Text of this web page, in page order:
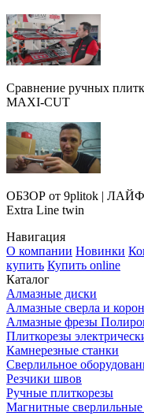
Сравнение ручных
MAXI-CUT
ОБЗОР от 9plitok |
Extra Line twin
Навигация
О компании Новинки
купить Купить online
Каталог
Алмазные диски
Алмазные сверла и
Алмазные фрезы
Плиткорезы
Камнерезные станки
Сверлильное
Резчики швов
Ручные плиткорезы
Магнитные сверлильные